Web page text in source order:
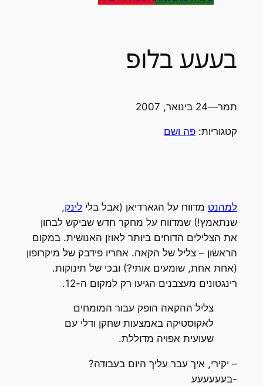
בעעע בלופ
תמר—24 בינואר, 2007
קטגוריות: פה ושם
למהנט מדווח על הגארדיאן (אבל בלי לינק,
שנתאמץ!) שמדווח על מחקר חדש שביקש לבחון
את הצלילים הדוחים ביותר לאוזן האנושית. במקום
הראשון – צליל של הקאה. אחריו פידבק של מיקרופון
(אחת אחת, שומעים אותי?) ובכי של תינוקות.
רינגטונים מעצבנים הגיעו רק למקום ה-12.
צליל ההקאה הופק עבור המומחים
לאקוסטיקה באמצעות שחקן ודלי עם
שעועית אפויה מדוללת.
– יקירי, איך עבר עליך היום בעבודה?
-בעעעעעע